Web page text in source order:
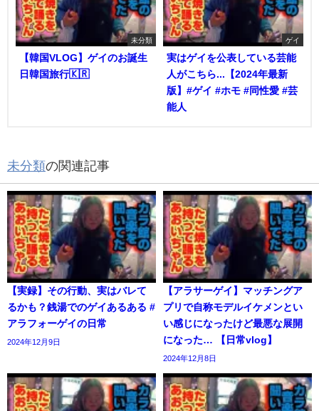
未分類
【韓国VLOG】ゲイのお誕生
日韓国旅行🇰🇷
ゲイ
実はゲイを公表している芸能
人がこちら...【2024年最新
版】#ゲイ #ホモ #同性愛 #芸
能人
未分類の関連記事
【実録】その行動、実はバレて
るかも？銭湯でのゲイあるある #
アラフォーゲイの日常
2024年12月9日
【アラサーゲイ】マッチングア
プリで自称モデルイケメンとい
い感じになったけど最悪な展開
になった… 【日常vlog】
2024年12月8日